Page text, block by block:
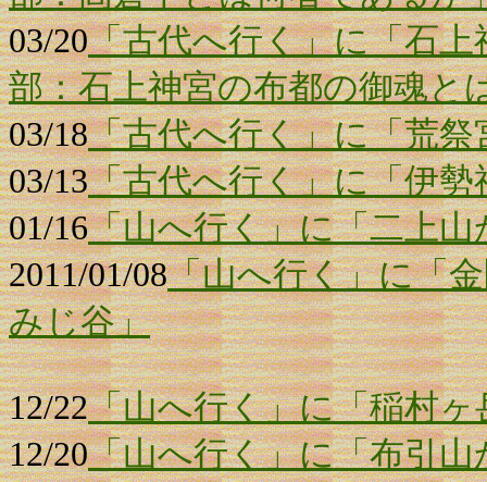
03/20「古代へ行く」に「石
部：石上神宮の布都の御魂と
03/18「古代へ行く」に「荒祭
03/13「古代へ行く」に「伊
01/16「山へ行く」に「二上
2011/01/08「山へ行く」に「
みじ谷」
12/22「山へ行く」に「稲村
12/20「山へ行く」に「布引山